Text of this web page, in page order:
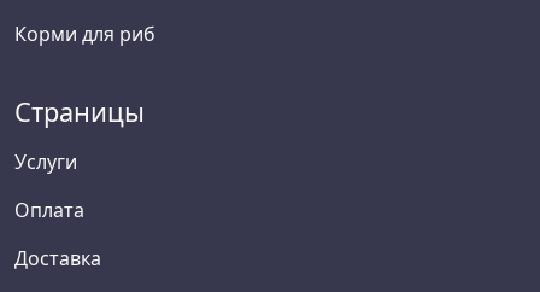
Корми для риб
Страницы
Услуги
Оплата
Доставка